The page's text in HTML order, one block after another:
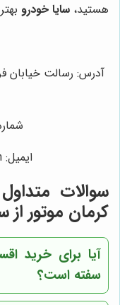
هستید، سایا خودرو
آدرس: رسالت خیابان
ایمیل: info@sayakhodro.com
سوالات
کرمان موتور از
آیا برای خرید
سفته است؟